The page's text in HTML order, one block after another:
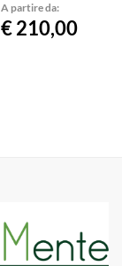
A partire da:
€ 210,00